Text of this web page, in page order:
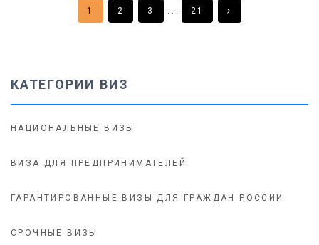
1 2 3 . . . 21
КАТЕГОРИИ ВИЗ
НАЦИОНАЛЬНЫЕ ВИЗЫ
ВИЗА ДЛЯ ПРЕДПРИНИМАТЕЛЕЙ
ГАРАНТИРОВАННЫЕ ВИЗЫ ДЛЯ ГРАЖДАН РОССИИ
СРОЧНЫЕ ВИЗЫ